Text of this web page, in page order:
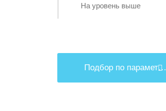
На уровень выше
Подбор по параметрам